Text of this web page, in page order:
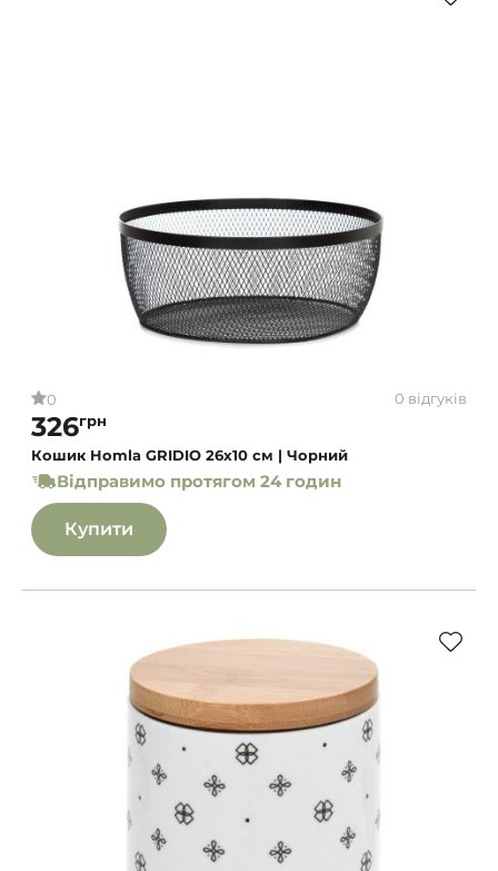
0 0 відгуків
326грн
Кошик Homla GRIDIO 26x10 см | Чорний
Відправимо протягом 24 годин
Купити